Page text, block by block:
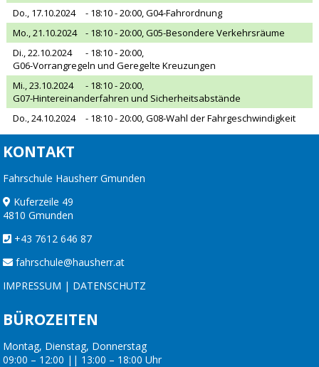
Do., 17.10.2024
- 18:10 - 20:00,G04-Fahrordnung
Mo., 21.10.2024
- 18:10 - 20:00,G05-Besondere Verkehrsräume
Di., 22.10.2024
- 18:10 - 20:00,
G06-Vorrangregeln und Geregelte Kreuzungen
Mi., 23.10.2024
- 18:10 - 20:00,
G07-Hintereinanderfahren und Sicherheitsabstände
Do., 24.10.2024
- 18:10 - 20:00,G08-Wahl der Fahrgeschwindigkeit
KONTAKT
Fahrschule Hausherr Gmunden
Kuferzeile 49
4810 Gmunden
+43 7612 646 87
fahrschule@hausherr.at
IMPRESSUM | DATENSCHUTZ
BÜROZEITEN
Montag, Dienstag, Donnerstag
09:00 – 12:00 || 13:00 – 18:00 Uhr